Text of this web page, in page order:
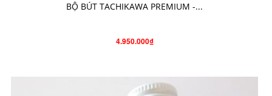
BỘ BÚT TACHIKAWA PREMIUM -...
4.950.000₫